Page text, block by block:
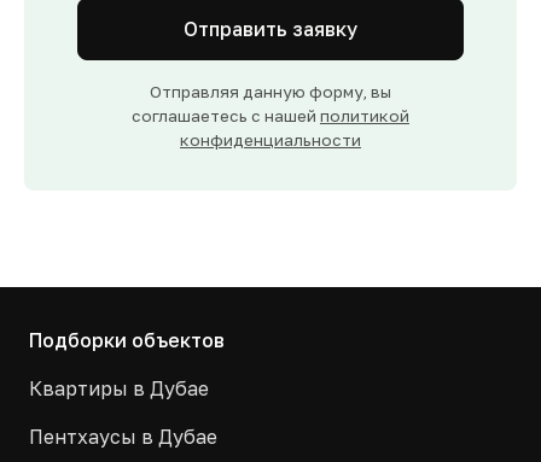
Отправить заявку
Отправляя данную форму, вы
соглашаетесь с нашей политикой
конфиденциальности
Подборки объектов
Квартиры в Дубае
Пентхаусы в Дубае